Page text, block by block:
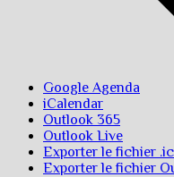
Google Agenda
iCalendar
Outlook 365
Outlook Live
Exporter le fichier
Exporter le fichier